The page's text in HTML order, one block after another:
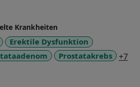
Krankheiten
Erektile Dysfunktion
Prostatakrebs +7